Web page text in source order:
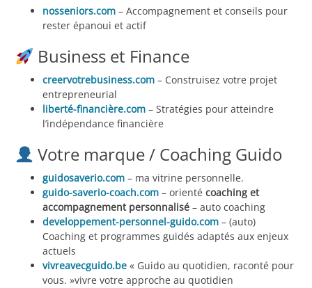
nosseniors.com – Accompagnement et conseils pour
rester épanoui et actif
Business et Finance
creervotrebusiness.com – Construisez votre projet
entrepreneurial
liberté-financière.com – Stratégies pour atteindre
l’indépendance financière
Votre marque / Coaching Guido
guidosaverio.com – ma vitrine personnelle.
guido-saverio-coach.com – orienté coaching et
accompagnement personnalisé – auto coaching
developpement-personnel-guido.com – (auto)
Coaching et programmes guidés adaptés aux enjeux
actuels
vivreavecguido.be « Guido au quotidien, raconté pour
vous. »vivre votre approche au quotidien